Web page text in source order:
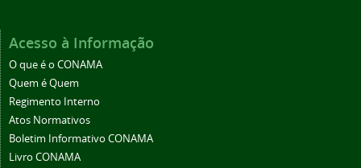
Acesso à Informação
O que é o CONAMA
Quem é Quem
Regimento Interno
Atos Normativos
Boletim Informativo CONAMA
Livro CONAMA